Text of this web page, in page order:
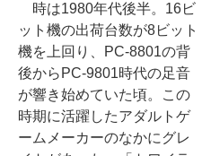
時は1980年代後半。16ビ
ット機の出荷台数が8ビット
機を上回り、PC-8801の背
後からPC-9801時代の足音
が響き始めていた頃。この
時期に活躍したアダルトゲ
ームメーカーのなかにグレ